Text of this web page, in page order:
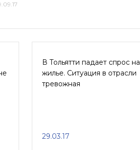
В Тольятти падает спрос на
жилье. Ситуация в отрасли
тревожная
29.03.17